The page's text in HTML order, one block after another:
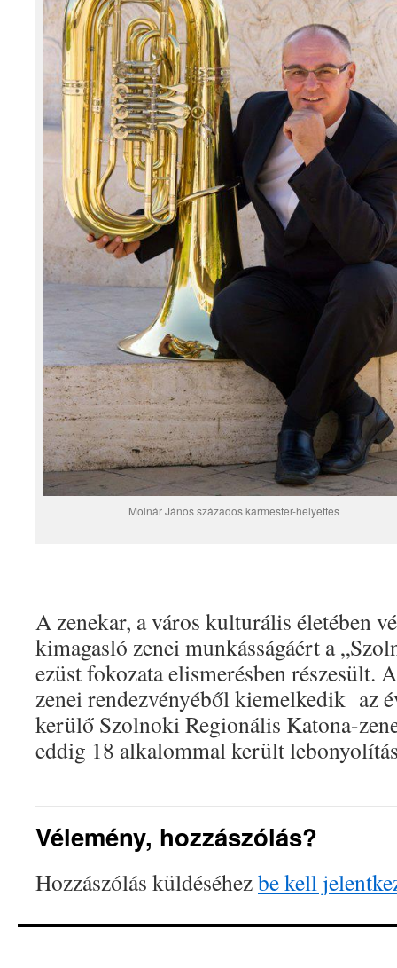
Molnár János százados karmester-helyettes
A zenekar, a város kulturális életében
kimagasló zenei munkásságáért a
ezüst fokozata elismerésben részesült.
zenei rendezvényéből kiemelkedik az
kerülő Szolnoki Regionális Katona-
eddig 18 alkalommal került
Vélemény, hozzászólás?
Hozzászólás küldéséhezbe kell